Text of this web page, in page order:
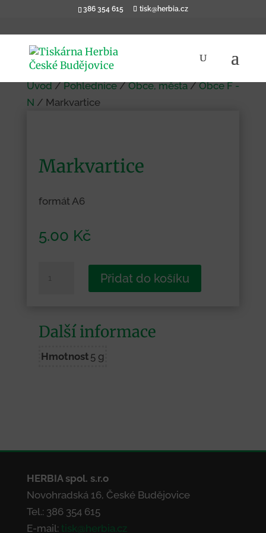
386 354 615 tisk@herbia.cz
Úvod/Pohlednice/Obce, města/Obce F -
N / Markvartice
Markvartice
formát A6
5.00 Kč
Markvartice
Přidat do košíku
Další informace
Hmotnost 5 g
HERBIA spol. s.r.o
Novohradská 16, České Budějovice
Tel.: 386 354 615
E-mail: tisk@herbia.cz